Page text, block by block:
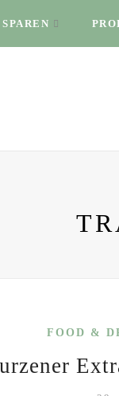
SPAREN
FOOD &